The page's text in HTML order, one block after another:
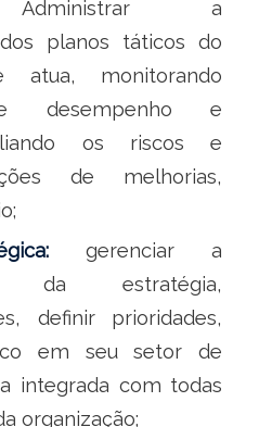
Administrar a
planos táticos do
monitorando
desempenho e
os riscos e
de melhorias,
gerenciar a
da estratégia,
definir prioridades,
em seu setor de
integrada com todas
organização;